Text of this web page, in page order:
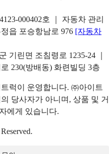
000402호 ｜ 자동차 관리
읍 포승항남로 976 [자동차
기린면 조침령로 1235-24 ｜
230(방배동) 화련빌딩 3층
럭이 운영합니다. ㈜아이트
당사자가 아니며, 상품 및 거
에게 있습니다.